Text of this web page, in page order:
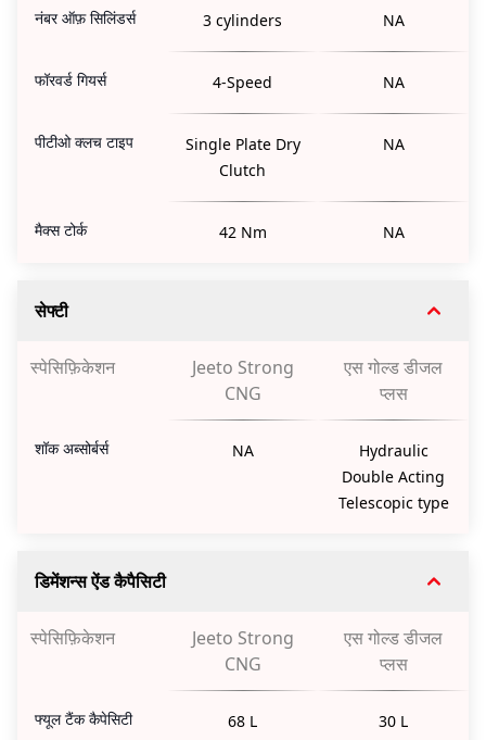
नंबर ऑफ़ सिलिंडर्स 3 cylinders NA
फॉरवर्ड गियर्स 4-Speed NA
पीटीओ क्लच टाइप
Single Plate Dry
Clutch
NA
मैक्स टोर्क 42 Nm NA
सेफ्टी
स्पेसिफ़िकेशन
Jeeto Strong
CNG
एस गोल्ड डीजल
प्लस
शॉक अब्सोर्बर्स NA
Hydraulic
Double Acting
Telescopic type
डिमेंशन्स ऐंड कैपैसिटी
स्पेसिफ़िकेशन
Jeeto Strong
CNG
एस गोल्ड डीजल
प्लस
फ्यूल टैंक कैपेसिटी 68 L 30 L